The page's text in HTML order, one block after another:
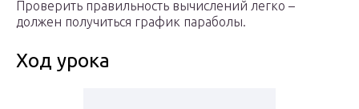
Проверить правильность вычислений легко –
должен получиться график параболы.
Ход урока